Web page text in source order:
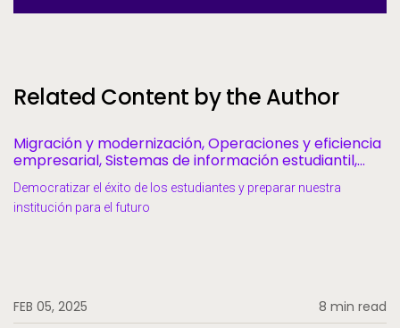
Related Content by the Author
Migración y modernización, Operaciones y eficiencia
empresarial, Sistemas de información estudiantil,
Éxito y retención estudiantil
Democratizar el éxito de los estudiantes y preparar nuestra
institución para el futuro
FEB 05, 2025 8 min read